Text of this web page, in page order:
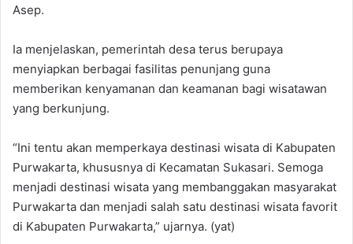
Asep.
Ia menjelaskan, pemerintah desa terus berupaya
menyiapkan berbagai fasilitas penunjang guna
memberikan kenyamanan dan keamanan bagi wisatawan
yang berkunjung.
“Ini tentu akan memperkaya destinasi wisata di Kabupaten
Purwakarta, khususnya di Kecamatan Sukasari. Semoga
menjadi destinasi wisata yang membanggakan masyarakat
Purwakarta dan menjadi salah satu destinasi wisata favorit
di Kabupaten Purwakarta,” ujarnya. (yat)